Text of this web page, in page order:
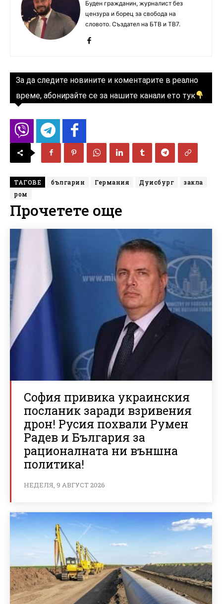
Буден гражданин, журналист без
цензура и борец за свобода на
словото. Създател на БТВ и ТВ7.
За да следите новините и коментарите в реално
време, абонирайте се за нашите канали ето тук
ТАГОВЕ българин Германия Дуисбург
закла
ром
Прочетете още
София привика украинския
посланик заради взривения
дрон! Русия похвали Румен
Радев и България за
рационалната ни външна
политика!
НЕДЕЛЯ, 9 АВГУСТ 2026